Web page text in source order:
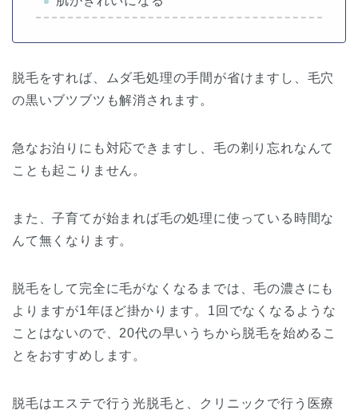
脱毛をすれば、ムダ毛処理の手間が省けますし、毛穴
の黒いブツブツも解消されます。
急なお泊りにも対応できますし、毛の剃り忘れなんて
ことも起こりません。
また、子育てが始まれば毛の処理に使っている時間な
んて無くなります。
脱毛をして完全に毛がなくなるまでは、毛の濃さにも
よりますが1年ほど掛かります。1回でなくなるような
ことはないので、20代の早いうちから脱毛を始めるこ
とをおすすめします。
脱毛はエステで行う光脱毛と、クリニックで行う医療